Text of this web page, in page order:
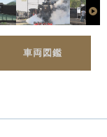
車両図鑑